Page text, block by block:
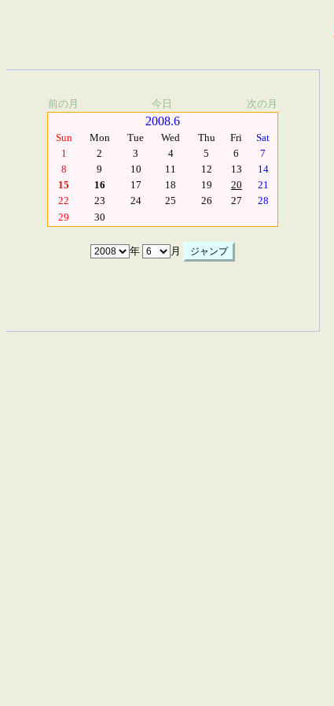
前の月 今日 次の月
2008.6
Sun Mon Tue Wed Thu Fri
Sat
1
2 3 4 5 6
7
8
9 10 11 12 13
14
15
16 17 18 19 20
21
22
23 24 25 26 27
28
29
30
年 月